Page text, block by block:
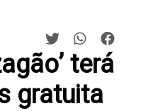
terá
gratuita